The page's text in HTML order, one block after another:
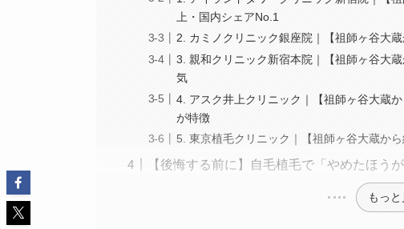
上・国内シェアNo.1
2. カミノクリニック銀座院｜【祖師ヶ谷大
3. 親和クリニック新宿本院｜【祖師ヶ谷大
気
4. アスク井上クリニック｜【祖師ヶ谷大蔵
が特徴
5. 東京植毛クリニック｜【祖師ヶ谷大蔵か
【後悔する前に】自毛植毛で「やめたほう
もっと